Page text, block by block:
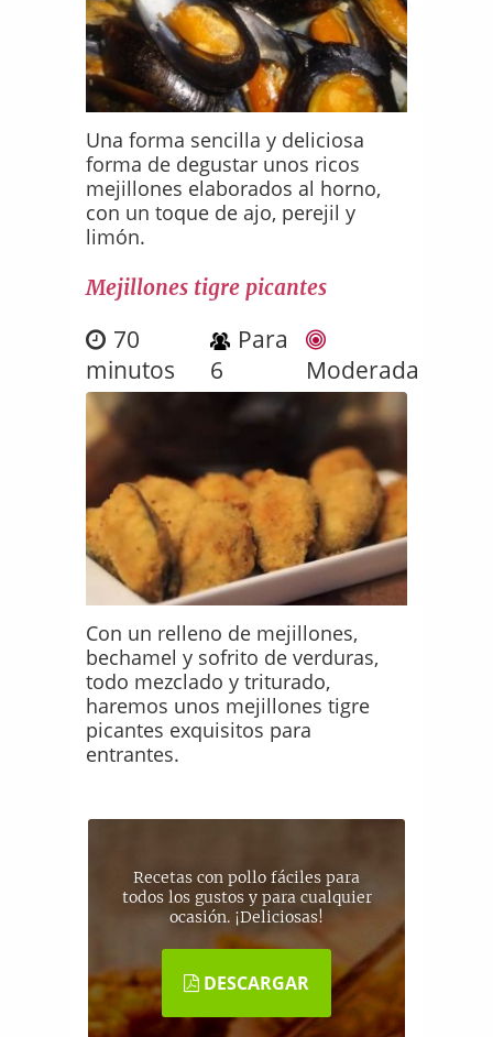
Una forma sencilla y deliciosa
forma de degustar unos ricos
mejillones elaborados al horno,
con un toque de ajo, perejil y
limón.
Mejillones tigre picantes
70
minutos
Para
6
Moderada
Con un relleno de mejillones,
bechamel y sofrito de verduras,
todo mezclado y triturado,
haremos unos mejillones tigre
picantes exquisitos para
entrantes.
Recetas con pollo fáciles para
todos los gustos y para cualquier
ocasión. ¡Deliciosas!
DESCARGAR